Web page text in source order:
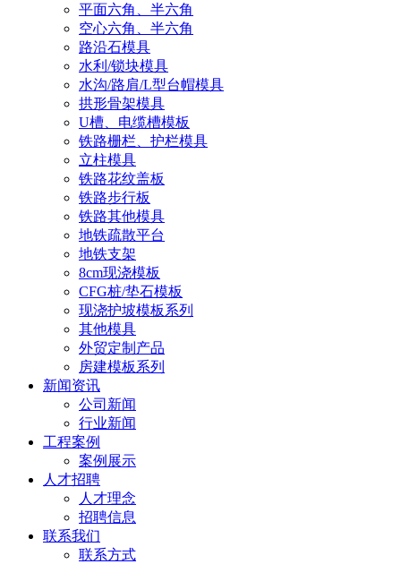
平面六角、半六角
空心六角、半六角
路沿石模具
水利/锁块模具
水沟/路肩/L型台帽模具
拱形骨架模具
U槽、电缆槽模板
铁路栅栏、护栏模具
立柱模具
铁路花纹盖板
铁路步行板
铁路其他模具
地铁疏散平台
地铁支架
8cm现浇模板
CFG桩/垫石模板
现浇护坡模板系列
其他模具
外贸定制产品
房建模板系列
新闻资讯
公司新闻
行业新闻
工程案例
案例展示
人才招聘
人才理念
招聘信息
联系我们
联系方式